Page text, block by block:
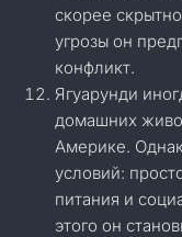
скорее
угрозы он
конфликт.
Ягуарунди
домашних
Америке.
условий:
питания и
этого он